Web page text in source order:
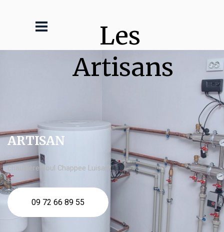
Les
Artisans
ARTISAN
chaudière fioul Chappee Luisant
09 72 66 89 55